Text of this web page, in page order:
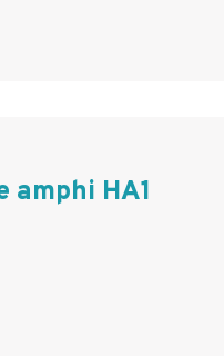
amphi HA1